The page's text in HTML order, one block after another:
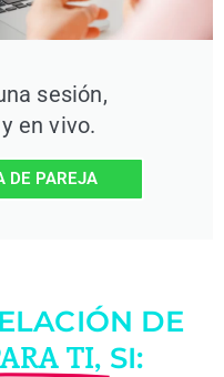
sesión,
en vivo.
DE PAREJA
DE
TI, SI: